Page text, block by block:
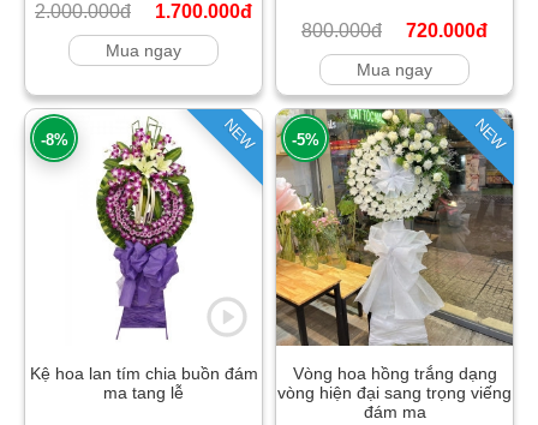
2.000.000đ 1.700.000đ
Mua ngay
800.000đ 720.000đ
Mua ngay
NEW
-8%
Kệ hoa lan tím chia buồn đám
ma tang lễ
NEW
-5%
Vòng hoa hồng trắng dạng
vòng hiện đại sang trọng viếng
đám ma